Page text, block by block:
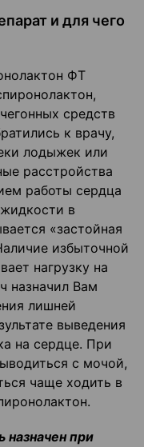
и для чего
ФТ
средств
к врачу,
лодыжек или
расстройства
работы сердца
в
«застойная
избыточной
нагрузку на
назначил Вам
лишней
выведения
на сердце. При
с мочой,
чаще ходить в
при